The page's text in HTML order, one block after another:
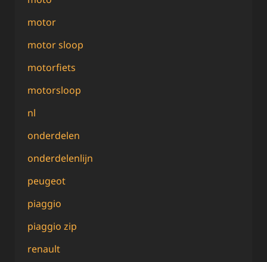
motor
motor sloop
motorfiets
motorsloop
nl
onderdelen
onderdelenlijn
peugeot
piaggio
piaggio zip
renault